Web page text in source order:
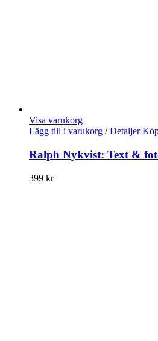
Visa varukorg
Lägg till i varukorg / Detaljer
Ralph Nykvist: Text &
399 kr